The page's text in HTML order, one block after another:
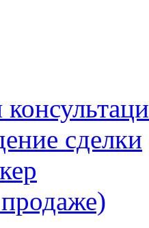
сделки